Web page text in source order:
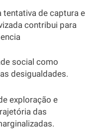
tentativa de captura e
contribui para
social como
desigualdades.
exploração e
das